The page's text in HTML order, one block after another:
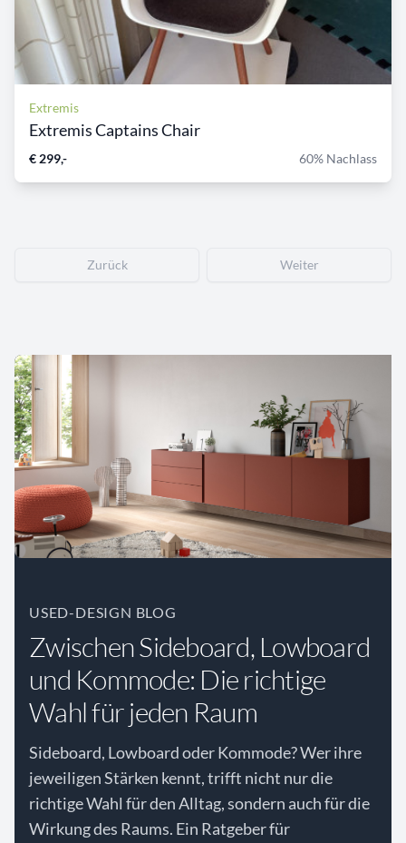
Extremis
Extremis Captains Chair
€ 299,- 60% Nachlass
Zurück Weiter
USED-DESIGN BLOG
Zwischen Sideboard, Lowboard
und Kommode: Die richtige
Wahl für jeden Raum
Sideboard, Lowboard oder Kommode? Wer ihre
jeweiligen Stärken kennt, trifft nicht nur die
richtige Wahl für den Alltag, sondern auch für die
Wirkung des Raums. Ein Ratgeber für